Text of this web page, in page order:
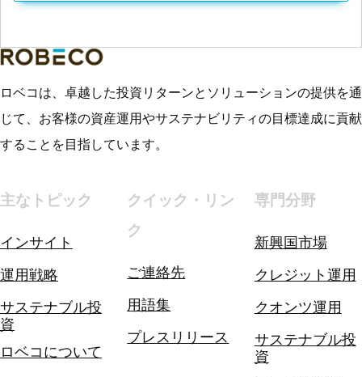
ロベコは、卓越した投資リターンとソリューションの提供を通
じて、お客様の資産運用やサステナビリティの目標達成に貢献
することを目指しています。
主なトピック
インサイト
運用戦略
サステナブル投
資
ロベコについて
クイック・リン
ク
ご連絡先
用語集
プレスリリース
専門分野
新興国市場
クレジット運用
クオンツ運用
サステナブル投
資